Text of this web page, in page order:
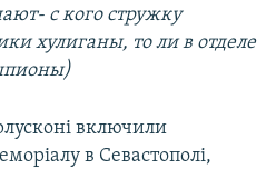
с кого стружку
хулиганы, то ли в отделе
включили
в Севастополі,